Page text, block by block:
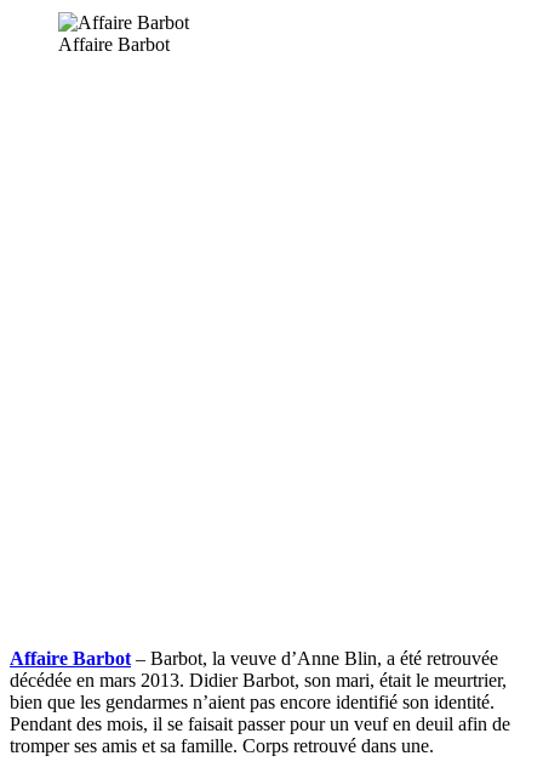
Affaire Barbot
Affaire Barbot– Barbot, la veuve d’Anne Blin, a été retrouvée
décédée en mars 2013. Didier Barbot, son mari, était le meurtrier,
bien que les gendarmes n’aient pas encore identifié son identité.
Pendant des mois, il se faisait passer pour un veuf en deuil afin de
tromper ses amis et sa famille. Corps retrouvé dans une.